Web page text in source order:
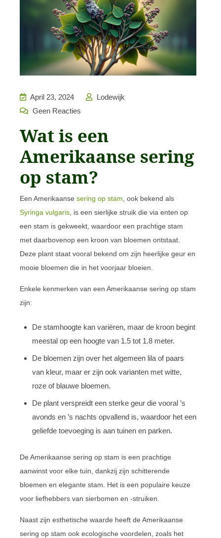
April 23, 2024
Lodewijk
Geen Reacties
Wat is een
Amerikaanse sering
op stam?
Een Amerikaanse sering op stam , ook bekend als
Syringa vulgaris , is een sierlijke struik die via enten op
een stam is gekweekt, waardoor een prachtige stam
met daarbovenop een kroon van bloemen ontstaat.
Deze plant staat vooral bekend om zijn heerlijke geur en
mooie bloemen die in het voorjaar bloeien.
Enkele kenmerken van een Amerikaanse sering op stam
zijn:
De stamhoogte kan variëren, maar de kroon begint
meestal op een hoogte van 1.5 tot 1.8 meter.
De bloemen zijn over het algemeen lila of paars
van kleur, maar er zijn ook varianten met witte,
roze of blauwe bloemen.
De plant verspreidt een sterke geur die vooral ’s
avonds en ’s nachts opvallend is, waardoor het een
geliefde toevoeging is aan tuinen en parken.
De Amerikaanse sering op stam is een prachtige
aanwinst voor elke tuin, dankzij zijn schitterende
bloemen en elegante stam. Het is een populaire keuze
voor liefhebbers van sierbomen en -struiken.
Naast zijn esthetische waarde heeft de Amerikaanse
sering op stam ook ecologische voordelen, zoals het